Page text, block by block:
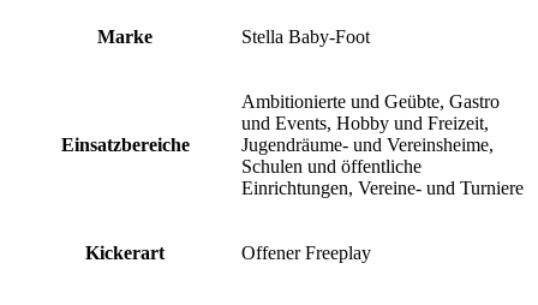
Marke Stella Baby-Foot
Einsatzbereiche
Ambitionierte und Geübte, Gastro
und Events, Hobby und Freizeit,
Jugendräume- und Vereinsheime,
Schulen und öffentliche
Einrichtungen, Vereine- und Turniere
Kickerart Offener Freeplay